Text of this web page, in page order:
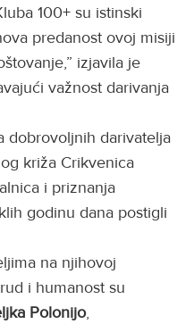
100+ su istinski
predanost ovoj misiji
izjavila je
važnost darivanja
dobrovoljnih darivatelja
križa Crikvenica
i priznanja
godinu dana postigli
na njihovoj
i humanost su
Polonijo,